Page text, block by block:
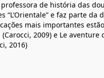
de história das
“L’Orientale” e faz parte da
mais importantes
2009) e Le aventure
2016)